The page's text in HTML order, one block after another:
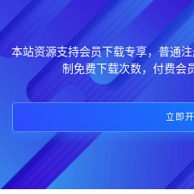
本站资源支持会员下载专享，普通
制免费下载次数，付费会
立即